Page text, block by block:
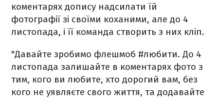
коментарях допису надсилати їй
фотографії зі своїми коханими, але до 4
листопада, і її команда створить з них кліп.
"Давайте зробимо флешмоб #любити. До 4
листопада залишайте в коментарях фото з
тим, кого ви любите, хто дорогий вам, без
кого не уявляєте свого життя, та додавайте